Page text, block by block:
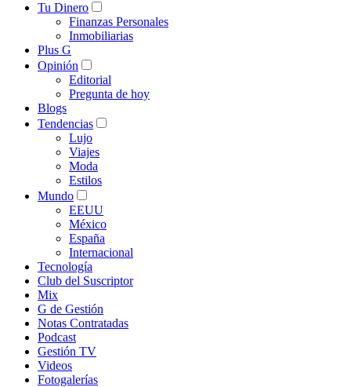
Tu Dinero
Finanzas Personales
Inmobiliarias
Plus G
Opinión
Editorial
Pregunta de hoy
Blogs
Tendencias
Lujo
Viajes
Moda
Estilos
Mundo
EEUU
México
España
Internacional
Tecnología
Club del Suscriptor
Mix
G de Gestión
Notas Contratadas
Podcast
Gestión TV
Videos
Fotogalerías